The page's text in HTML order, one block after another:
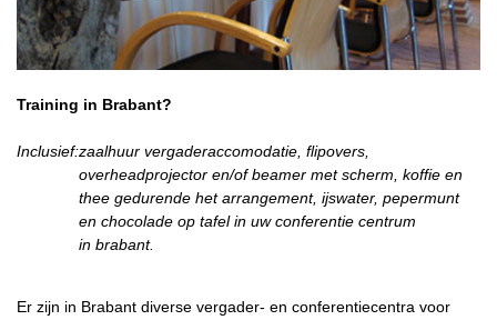
Training in Brabant?
Inclusief:zaalhuur vergaderaccomodatie, flipovers,
overheadprojector en/of beamer met scherm, koffie en
thee gedurende het arrangement, ijswater, pepermunt
en chocolade op tafel in uw conferentie centrum
in brabant.
Er zijn in Brabant diverse vergader- en conferentiecentra voor